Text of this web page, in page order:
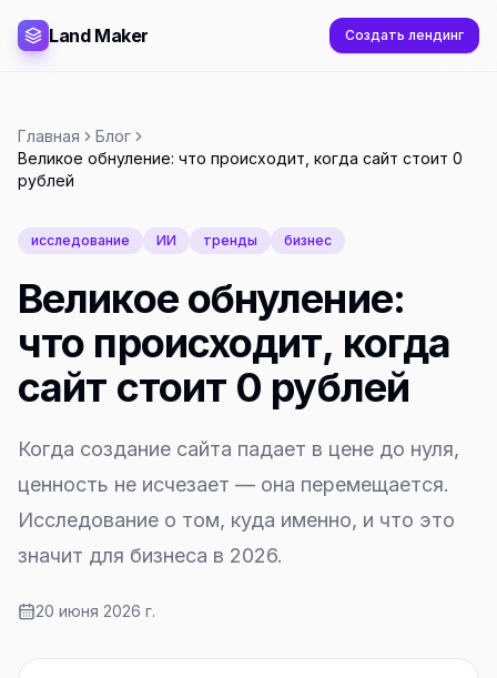
Land Maker Создать лендинг
Главная
Блог
Великое обнуление: что происходит, когда сайт стоит 0
рублей
исследование ИИ тренды бизнес
Великое обнуление:
что происходит, когда
сайт стоит 0 рублей
Когда создание сайта падает в цене до нуля,
ценность не исчезает — она перемещается.
Исследование о том, куда именно, и что это
значит для бизнеса в 2026.
20 июня 2026 г.